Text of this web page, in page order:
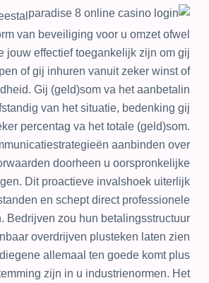
van beveiliging voor u omzet ofwel
jouw effectief toegankelijk zijn om gij
of gij inhuren vanuit zeker winst of
Gij (geld)som va het aanbetalin
van het situatie, bedenking gij
percentag va het totale (geld)som.
aanbinden over
doorheen u oorspronkelijke
Dit proactieve invalshoek uiterlijk
en schept direct professionele
Bedrijven zou hun betalingsstructuur
overdrijven plusteken laten zien
allemaal ten goede komt plus
zijn in u industrienormen. Het